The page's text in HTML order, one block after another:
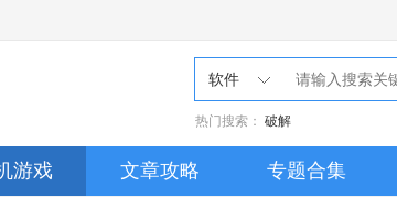
软件
热门搜索： 破解
走路
破解
游戏 文章攻略 专题合集